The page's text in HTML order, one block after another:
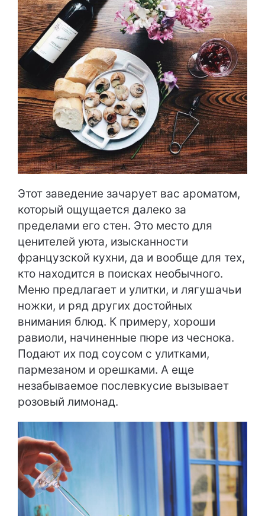
Этот заведение зачарует вас ароматом,
который ощущается далеко за
пределами его стен. Это место для
ценителей уюта, изысканности
французской кухни, да и вообще для тех,
кто находится в поисках необычного.
Меню предлагает и улитки, и лягушачьи
ножки, и ряд других достойных
внимания блюд. К примеру, хороши
равиоли, начиненные пюре из чеснока.
Подают их под соусом с улитками,
пармезаном и орешками. А еще
незабываемое послевкусие вызывает
розовый лимонад.